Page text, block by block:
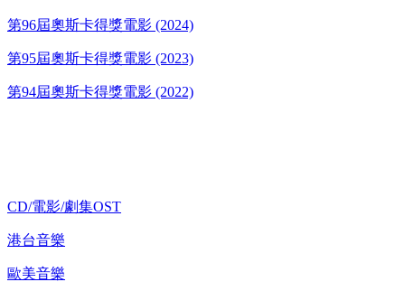
第96屆奧斯卡得獎電影 (2024)
第95屆奧斯卡得獎電影 (2023)
第94屆奧斯卡得獎電影 (2022)
CD/電影/劇集OST
港台音樂
歐美音樂